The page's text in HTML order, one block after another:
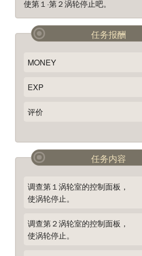
使第１·第２涡轮停止吧。
任务报酬
MONEY
EXP
评价
任务内容
调查第１涡轮室的控制面板，
使涡轮停止。
调查第２涡轮室的控制面板，
使涡轮停止。